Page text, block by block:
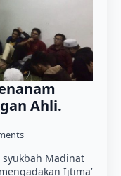
Ahli.
syukbah Madinat
Ijtima’